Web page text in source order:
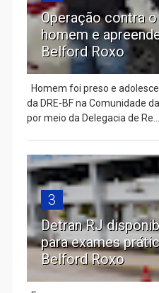
Operação contra
homem e
Belford Roxo
Homem foi preso e
da DRE-BF na Comunidade
por meio da Delegacia de Re...
3
Detran RJ
para exames
Belford Roxo